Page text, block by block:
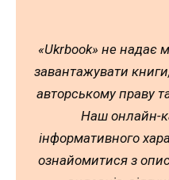
«Ukrbook» не надає
завантажувати
авторському праву
Наш онлайн-
інформативного
ознайомитися з